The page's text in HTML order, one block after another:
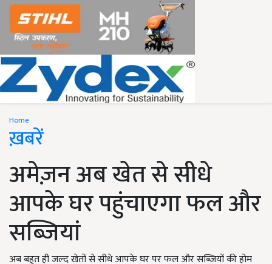
Home
ख़बरें
अमेज़न अब खेत से सीधे
आपके घर पहुंचाएगा फल और
सब्ज़ियां
अब बहुत ही जल्द खेतों से सीधे आपके घर पर फल और सब्ज़ियों की होम